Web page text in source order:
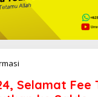
Selamat
Selamat Fee